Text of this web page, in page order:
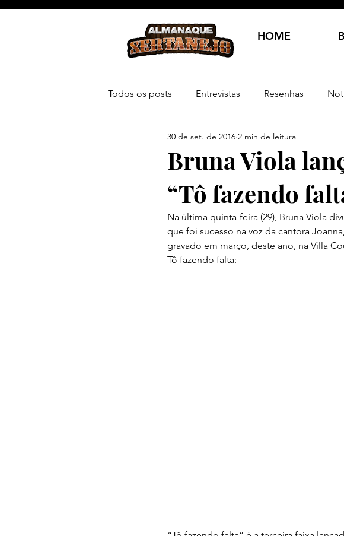
HOME
Todos os posts Entrevistas Resenhas
Bruna Viola
“Tô fazendo
30 de set. de 2016 2 min de leitura
Na última quinta-feira (29), Bruna Viola
que foi sucesso na voz da cantora
gravado em março, deste ano, na Villa
Tô fazendo falta: